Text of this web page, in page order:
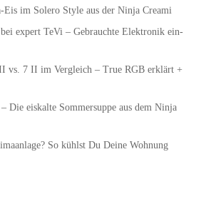
Eis im Sole­ro Style aus der Nin­ja Creami
expert TeVi – Gebrauch­te Elek­tro­nik ein­
vs. 7 II im Ver­gleich – True RGB erklärt +
Die eis­kal­te Som­mer­sup­pe aus dem Nin­ja
So kühlst Du Dei­ne Woh­nung